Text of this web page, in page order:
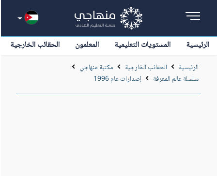
الرئيسية المستويات التعليمية المعلمون الحقائب الخارجية
الرئيسية الحقائب الخارجية
مكتبة منهاجي
سلسلة عالم المعرفة
إصدارات عام 1996